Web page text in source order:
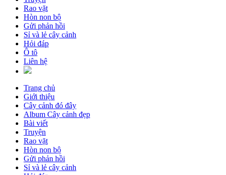
Rao vặt
Hòn non bộ
Gửi phản hồi
Sỉ và lẻ cây cảnh
Hỏi đáp
Ô tô
Liên hệ
Trang chủ
Giới thiệu
Cây cảnh đó đây
Album Cây cảnh đẹp
Bài viết
Truyện
Rao vặt
Hòn non bộ
Gửi phản hồi
Sỉ và lẻ cây cảnh